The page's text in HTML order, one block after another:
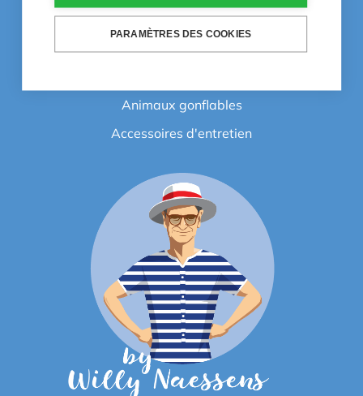
Galets de chlore
pH plus
Animaux gonflables
Accessoires d'entretien
PARAMÈTRES DES COOKIES